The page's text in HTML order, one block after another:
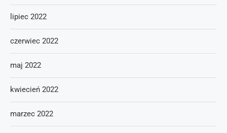
lipiec 2022
czerwiec 2022
maj 2022
kwiecień 2022
marzec 2022